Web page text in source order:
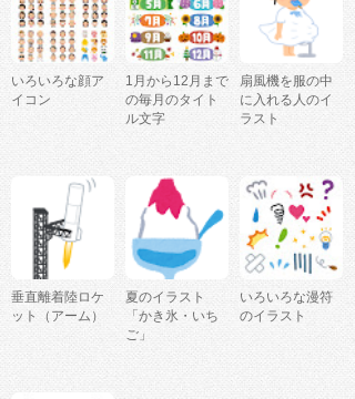
いろいろな顔ア
イコン
1月から12月まで
の毎月のタイト
ル文字
扇風機を服の中
に入れる人のイ
ラスト
垂直離着陸ロケ
ット（アーム）
夏のイラスト
「かき氷・いち
ご」
いろいろな漫符
のイラスト